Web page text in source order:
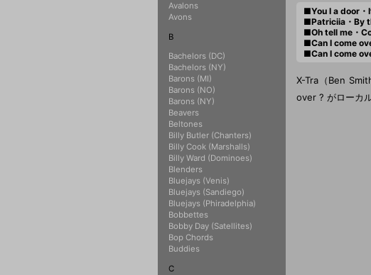
■You I a door
■Patriciia・By
■Oh tell me・
■Can I come
■Can I come
X-Tra（Ben
over ? がローカ
Avalons
Avons
B
Bachelors (DC)
Bachelors (NY)
Barons (MI)
Barons (NO)
Barons (NY)
Beavers
Beltones
Billy Butler (Chanters)
Billy Cook (Marshalls)
Billy Ward (Dominoes)
Blenders
Bluejays (Venis)
Bluejays (Sandiego)
Bluejays (Phiradelphia)
Bobbettes
Bobby Day (Satellites)
Bop Chords
Buddies
C